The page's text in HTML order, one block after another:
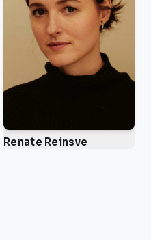
Renate Reinsve